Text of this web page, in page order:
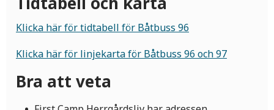
Klicka här för tidtabell för Båtbuss 96
Klicka här för linjekarta för Båtbuss 96 och 97
Bra att veta